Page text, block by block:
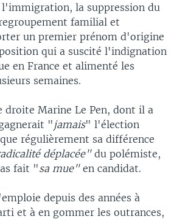
la suppression du
familial et
un premier prénom d'origine
qui a suscité l'indignation
en France et alimenté les
semaines.
droite Marine Le Pen, dont il a
" jamais" l'élection
régulièrement sa différence
déplacée"du polémiste,
fait "sa mue"en candidat.
depuis des années à
et à en gommer les outrances,